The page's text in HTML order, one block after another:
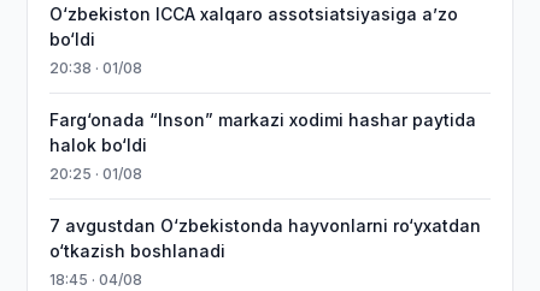
O‘zbekiston ICCA xalqaro assotsiatsiyasiga aʼzo
bo‘ldi
20:38 · 01/08
Farg‘onada “Inson” markazi xodimi hashar paytida
halok bo‘ldi
20:25 · 01/08
7 avgustdan O‘zbekistonda hayvonlarni ro‘yxatdan
o‘tkazish boshlanadi
18:45 · 04/08